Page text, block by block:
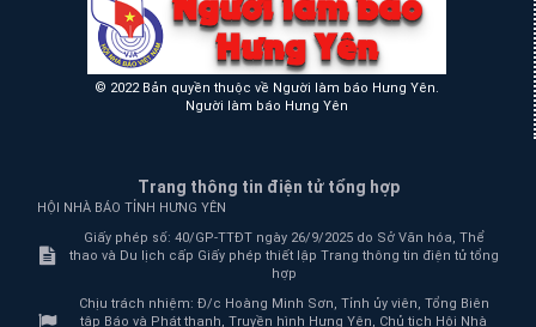
© 2022 Bản quyền thuộc về Người làm báo Hưng Yên.
Người làm báo Hưng Yên
Trang thông tin điện tử tổng hợp
HỘI NHÀ BÁO TỈNH HƯNG YÊN
Giấy phép số: 40/GP-TTĐT ngày 26/9/2025 do Sở Văn hóa, Thể
thao và Du lịch cấp Giấy phép thiết lập Trang thông tin điện tử tổng
hợp
Chịu trách nhiệm: Đ/c Hoàng Minh Sơn, Tỉnh ủy viên, Tổng Biên
tập Báo và Phát thanh, Truyền hình Hưng Yên, Chủ tịch Hội Nhà